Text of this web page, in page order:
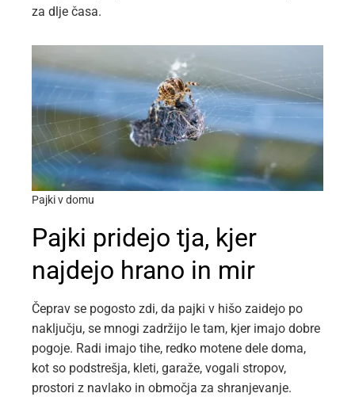
za dlje časa.
Pajki v domu
Pajki pridejo tja, kjer
najdejo hrano in mir
Čeprav se pogosto zdi, da pajki v hišo zaidejo po
naključju, se mnogi zadržijo le tam, kjer imajo dobre
pogoje. Radi imajo tihe, redko motene dele doma,
kot so podstrešja, kleti, garaže, vogali stropov,
prostori z navlako in območja za shranjevanje.